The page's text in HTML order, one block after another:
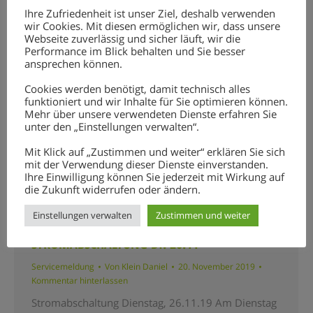
STROMABSCHALTUNG DI. 26.11
Servicemeldung Von Klein Daniel
20. November 2019
Kommentar hinterlassen
Stromabschaltung Dienstag, 26.11.19 Am Dienstag
Ihre Zufriedenheit ist unser Ziel, deshalb verwenden
wir Cookies. Mit diesen ermöglichen wir, dass unsere
Webseite zuverlässig und sicher läuft, wir die
Performance im Blick behalten und Sie besser
ansprechen können.
Cookies werden benötigt, damit technisch alles
funktioniert und wir Inhalte für Sie optimieren können.
Mehr über unsere verwendeten Dienste erfahren Sie
unter den „Einstellungen verwalten“.
Mit Klick auf „Zustimmen und weiter“ erklären Sie sich
mit der Verwendung dieser Dienste einverstanden.
Ihre Einwilligung können Sie jederzeit mit Wirkung auf
die Zukunft widerrufen oder ändern.
Einstellungen verwalten Zustimmen und weiter